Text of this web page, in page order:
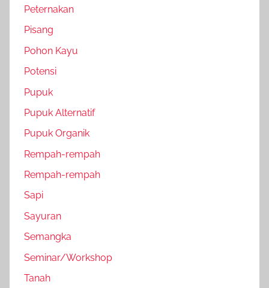
Peternakan
Pisang
Pohon Kayu
Potensi
Pupuk
Pupuk Alternatif
Pupuk Organik
Rempah-rempah
Rempah-rempah
Sapi
Sayuran
Semangka
Seminar/Workshop
Tanah